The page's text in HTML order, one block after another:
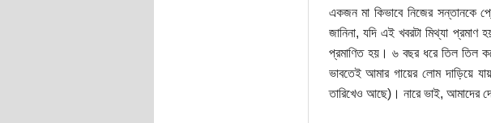
একজন মা কিভাবে নিজের সন্তানকে
জানিনা, যদি এই খবরটা মিথ্যা
প্রমাণিত হয়। ৬ বছর ধরে তিল তিল
ভাবতেই আমার গায়ের লোম দাড়িয়ে
তারিখেও আছে)। নারে ভাই, আমাদের